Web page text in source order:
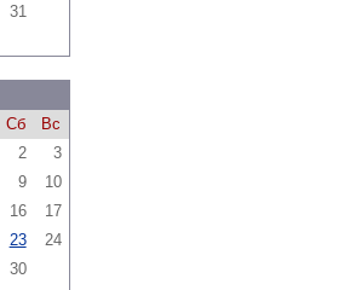
31
Сб
Вс
2
3
9
10
16
17
23
24
30